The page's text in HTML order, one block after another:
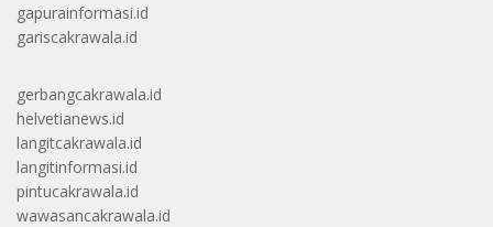
gapurainformasi.id
gariscakrawala.id
gerbangcakrawala.id
helvetianews.id
langitcakrawala.id
langitinformasi.id
pintucakrawala.id
wawasancakrawala.id